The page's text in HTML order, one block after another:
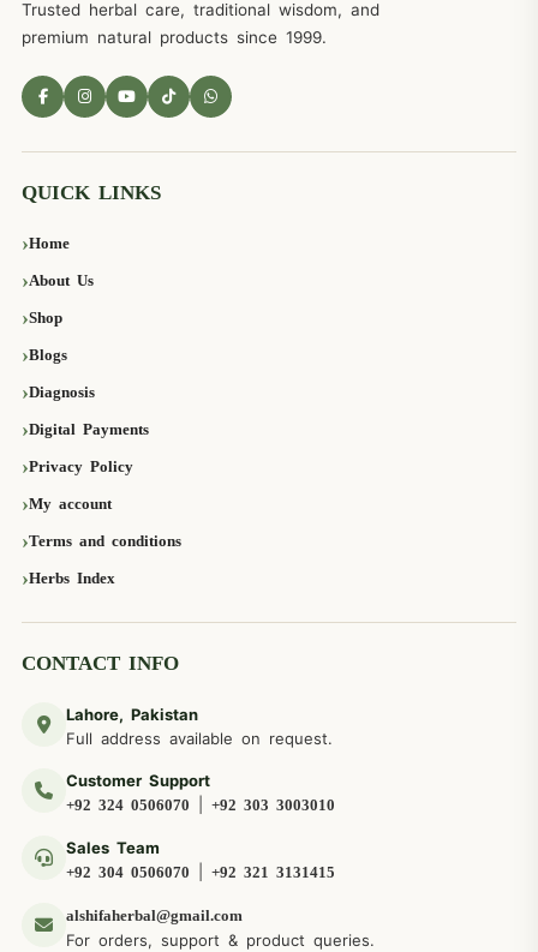
Trusted herbal care, traditional wisdom, and
premium natural products since 1999.
QUICK LINKS
Home
About Us
Shop
Blogs
Diagnosis
Digital Payments
Privacy Policy
My account
Terms and conditions
Herbs Index
CONTACT INFO
Lahore, Pakistan
Full address available on request.
Customer Support
+92 324 0506070 +92 303 3003010
Sales Team
+92 304 0506070 +92 321 3131415
alshifaherbal@gmail.com
For orders, support & product queries.